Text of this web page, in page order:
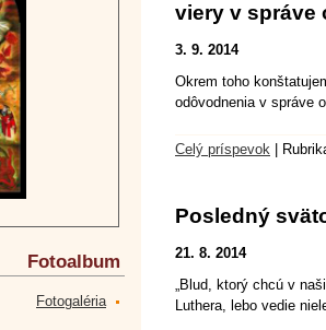
viery v správe
3. 9. 2014
Okrem toho
odôvodnenia v správe
Celý príspevok
Posledný
21. 8. 2014
„Blud, ktorý chcú v
Luthera, lebo vedie
Fotoalbum
Fotogaléria